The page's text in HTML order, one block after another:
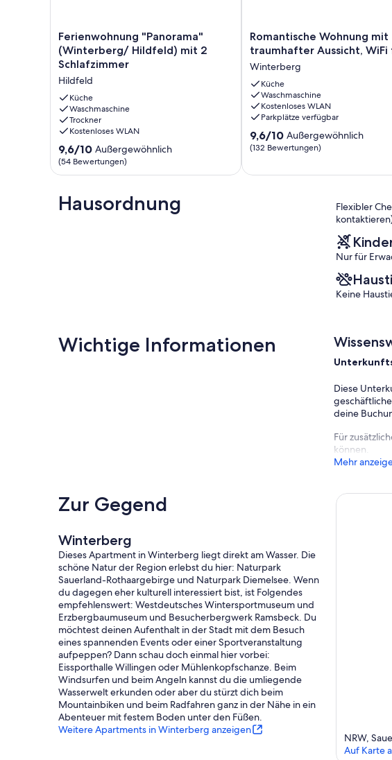
Ferienwohnung
"Panorama"
(Winterberg/
Hildfeld)
mit
2
Schlafzimmer
Hildfeld
Ferienwohnung "Panorama"
(Winterberg/ Hildfeld) mit 2
Schlafzimmer
Hildfeld
Küche
Waschmaschine
Trockner
Kostenloses WLAN
9.6
von
10,
(54
Bewertungen)
9,6/10 Außergewöhnlich
(54 Bewertungen)
Romantische
Wohnung
traumhafter
Aussicht,
WiFi
free
Winterberg
Romantische Wohnung mit
traumhafter Aussicht, WiFi
Winterberg
Küche
Waschmaschine
Kostenloses WLAN
Parkplätze verfügbar
9.6
von
9,6/10 Außergewöhnlich
(132 Bewertungen)
Hausordnung
Flexibler
Nur für
Keine
Wichtige Informationen
Diese
deine
Für
können.
Mehr
Zur Gegend
Winterberg
Dieses Apartment in Winterberg liegt direkt am Wasser. Die
schöne Natur der Region erlebst du hier: Naturpark
Sauerland-Rothaargebirge und Naturpark Diemelsee. Wenn
du dagegen eher kulturell interessiert bist, ist Folgendes
empfehlenswert: Westdeutsches Wintersportmuseum und
Erzbergbaumuseum und Besucherbergwerk Ramsbeck. Du
möchtest deinen Aufenthalt in der Stadt mit dem Besuch
eines spannenden Events oder einer Sportveranstaltung
aufpeppen? Dann schau doch einmal hier vorbei:
Eissporthalle Willingen oder Mühlenkopfschanze. Beim
Windsurfen und beim Angeln kannst du die umliegende
Wasserwelt erkunden oder aber du stürzt dich beim
Mountainbiken und beim Radfahren ganz in der Nähe in ein
Abenteuer mit festem Boden unter den Füßen.
Weitere Apartments in Winterberg anzeigen
NRW,
Auf Karte